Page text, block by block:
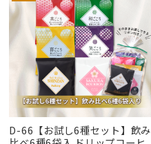
D-66【お試し6種セット】飲み